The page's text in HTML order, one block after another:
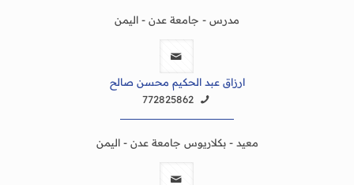
مدرس - جامعة عدن - اليمن
ارزاق عبد الحكيم محسن صالح
772825862
معيد - بكلاريوس جامعة عدن - اليمن